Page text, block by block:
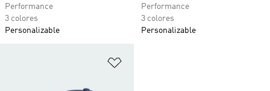
Performance
3 colores
Personalizable
Performance
3 colores
Personalizable